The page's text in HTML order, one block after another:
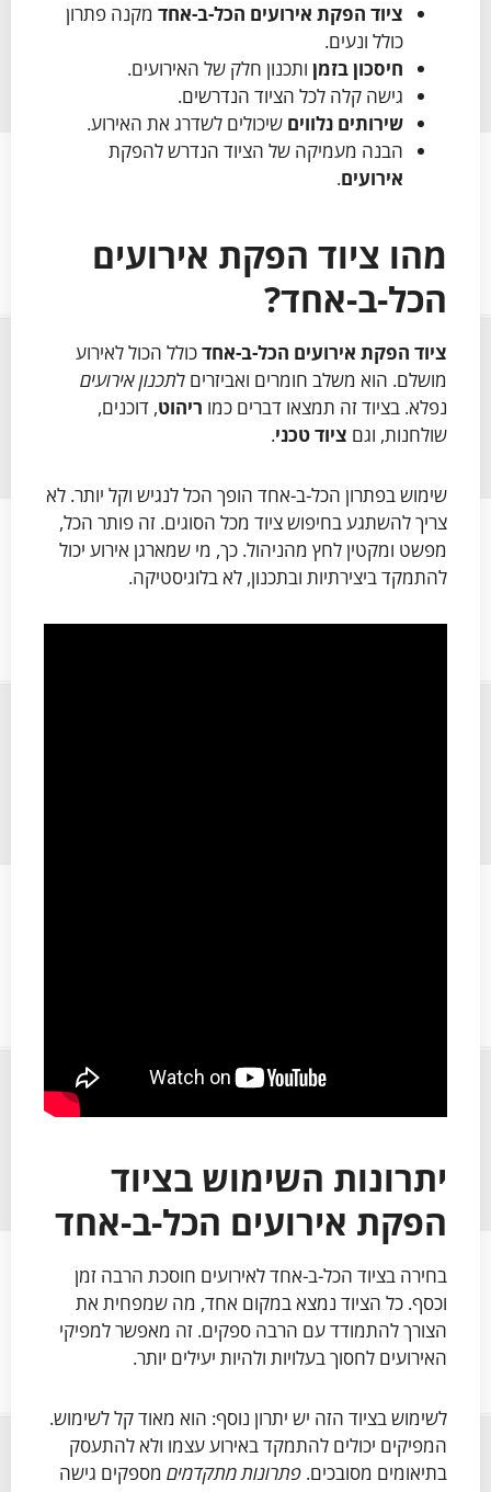
ציוד הפקת אירועים הכל-ב-אחד מקנה פתרון
כולל ונעים.
חיסכון בזמן ותכנון חלק של האירועים.
גישה קלה לכל הציוד הנדרשים.
שירותים נלווים שיכולים לשדרג את האירוע.
הבנה מעמיקה של הציוד הנדרש להפקת
אירועים.
מהו ציוד הפקת אירועים
הכל-ב-אחד?
ציוד הפקת אירועים הכל-ב-אחדכולל הכול לאירוע
מושלם. הוא משלב חומרים ואביזרים לתכנון אירועים
נפלא. בציוד זה תמצאו דברים כמו ריהוט, דוכנים,
שולחנות, וגם ציוד טכני.
שימוש בפתרון הכל-ב-אחד הופך הכל לנגיש וקל יותר. לא
צריך להשתגע בחיפוש ציוד מכל הסוגים. זה פותר הכל,
מפשט ומקטין לחץ מהניהול. כך, מי שמארגן אירוע יכול
להתמקד ביצירתיות ובתכנון, לא בלוגיסטיקה.
יתרונות השימוש בציוד
הפקת אירועים הכל-ב-אחד
בחירה בציוד הכל-ב-אחד לאירועים חוסכת הרבה זמן
וכסף. כל הציוד נמצא במקום אחד, מה שמפחית את
הצורך להתמודד עם הרבה ספקים. זה מאפשר למפיקי
האירועים לחסוך בעלויות ולהיות יעילים יותר.
לשימוש בציוד הזה יש יתרון נוסף: הוא מאוד קל לשימוש.
המפיקים יכולים להתמקד באירוע עצמו ולא להתעסק
בתיאומים מסובכים. פתרונות מתקדמים מספקים גישה